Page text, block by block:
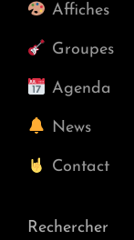
Affiches
Groupes
Agenda
News
Contact
Rechercher